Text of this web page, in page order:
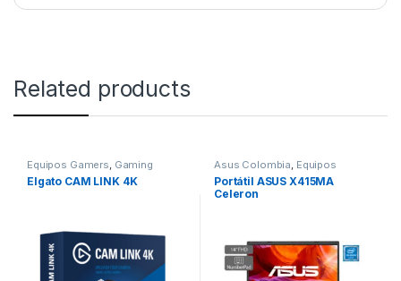
Related products
Equipos Gamers, Gaming
Elgato CAM LINK 4K
Asus Colombia, Equipos
Gamers Gaming
Portátil ASUS X415MA
Celeron